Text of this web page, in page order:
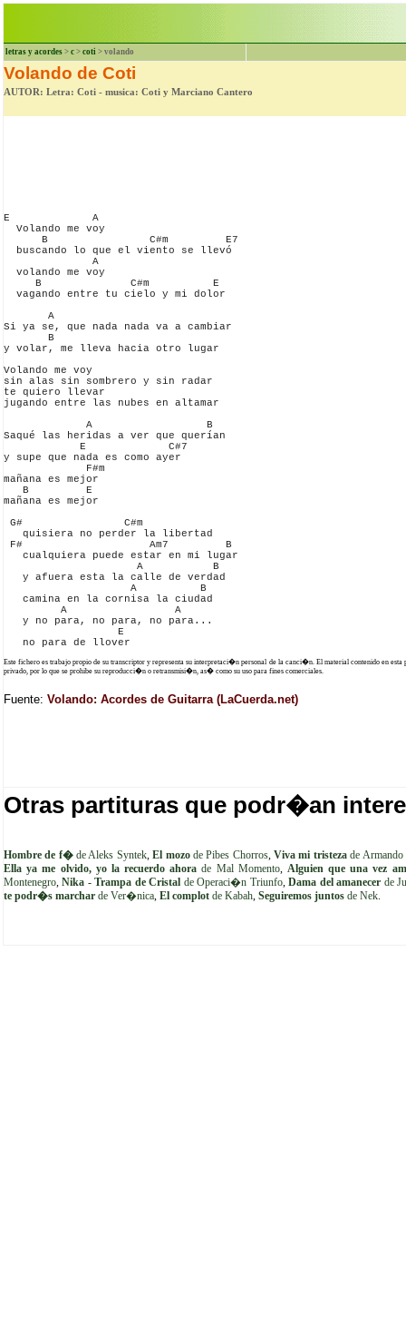
letras y acordes > c > coti > volando
Volando de Coti
AUTOR: Letra: Coti - musica: Coti y Marciano Cantero
E             A
  Volando me voy
      B                C#m         E7
  buscando lo que el viento se llevó
              A
  volando me voy
     B              C#m          E
  vagando entre tu cielo y mi dolor
       A
Si ya se, que nada nada va a cambiar
       B
y volar, me lleva hacia otro lugar
Volando me voy
sin alas sin sombrero y sin radar
te quiero llevar
jugando entre las nubes en altamar
             A                  B
Saqué las heridas a ver que querían
            E             C#7
y supe que nada es como ayer
             F#m
mañana es mejor
   B         E
mañana es mejor
G#                C#m
   quisiera no perder la libertad
F#                    Am7         B
   cualquiera puede estar en mi lugar
                     A           B
   y afuera esta la calle de verdad
                    A          B
   camina en la cornisa la ciudad
         A                 A
   y no para, no para, no para...
                  E
Este fichero es trabajo propio de su transcriptor y representa su interpretaci�n personal de la canci�n. El material contenido en esta
privado, por lo que se prohibe su reproducci�n o retransmisi�n, as� como su uso para fines comerciales.
Fuente: Volando: Acordes de Guitarra (LaCuerda.net)
Otras partituras que podr�an
Hombre de f�de Aleks Syntek,El mozode Pibes Chorros,Viva mi tristezade Armando
Ella ya me olvido, yo la recuerdo ahora de Mal Momento, Alguien que una vez
Montenegro,Nika - Trampa de Cristal de Operaci�n Triunfo,Dama del amanecer de
te podr�s marchar de Ver�nica, El complot de Kabah, Seguiremos juntos de Nek.